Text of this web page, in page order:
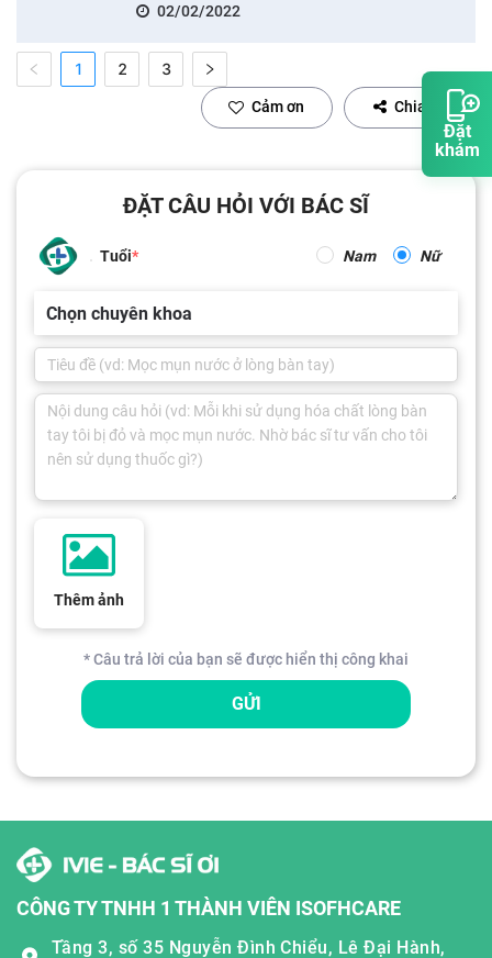
Đặt
khám
02/02/2022
1 2 3
Cảm ơn Chia sẻ
ĐẶT CÂU HỎI VỚI BÁC SĨ
Tuổi Nam Nữ
Chọn chuyên khoa
Thêm ảnh
* Câu trả lời của bạn sẽ được hiển thị công khai
GỬI
CÔNG TY TNHH 1 THÀNH VIÊN ISOFHCARE
Tầng 3, số 35 Nguyễn Đình Chiểu, Lê Đại Hành,